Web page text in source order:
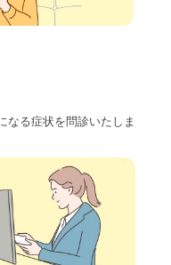
なる症状を問診いたしま